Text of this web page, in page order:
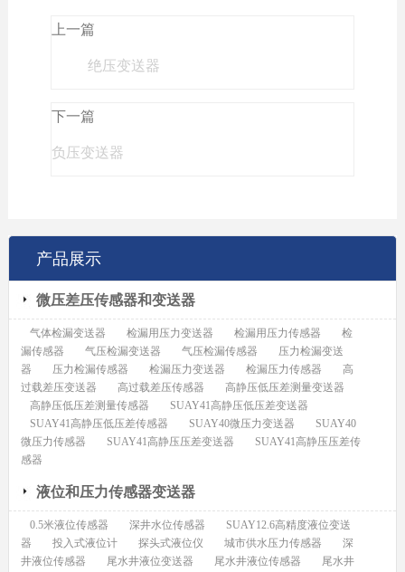
上一篇
绝压变送器
下一篇
负压变送器
产品展示
微压差压传感器和变送器
气体检漏变送器 检漏用压力变送器 检漏用压力传感器
检
漏传感器
气压检漏变送器 气压检漏传感器
压力检漏变送
器
压力检漏传感器 检漏压力变送器 检漏压力传感器
高
过载差压变送器
高过载差压传感器
高静压低压差测量变送器
高静压低压差测量传感器
SUAY41高静压低压差变送器
SUAY41高静压低压差传感器
SUAY40微压力变送器
SUAY40
微压力传感器
SUAY41高静压压差变送器
SUAY41高静压压差传
感器
液位和压力传感器变送器
0.5米液位传感器 深井水位传感器
SUAY12.6高精度液位变送
器
投入式液位计 探头式液位仪 城市供水压力传感器
深
井液位传感器
尾水井液位变送器 尾水井液位传感器
尾水井